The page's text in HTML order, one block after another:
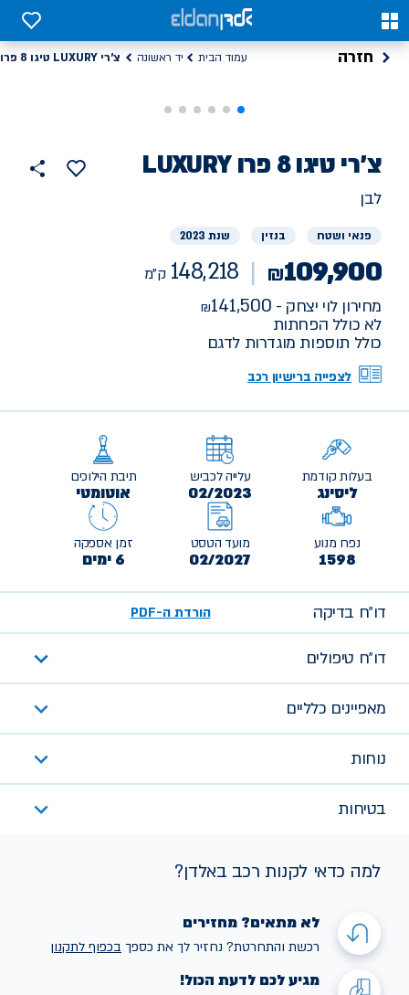
0
0
חזרה עמוד הבית יד ראשונה צ'רי LUXURY טיגו 8 פרו
רכב
יד
צ'ריLUXURY טיגו 8 פרו
148218
הוסף
למועדפים
לבן
פנאי ושטח בנזין שנת 2023
₪109,900
148,218 ק"מ
מחירון לוי יצחק - 141,500
לא כולל הפחתות
כולל תוספות מוגדרות לדגם
לצפייה ברישיון רכב
בעלות קודמת
ליסינג
עלייה לכביש
02/2023
תיבת הילוכים
אוטומטי
נפח מנוע
1598
מועד הטסט
02/2027
זמן אספקה
6 ימים
דו״ח בדיקה הורדת ה-PDF
דו״ח טיפולים
מאפיינים כלליים
נוחות
בטיחות
למה כדאי לקנות רכב באלדן?
לא מתאים? מחזירים
רכשת והתחרטת? נחזיר לך את כספך בכפוף לתקנון
מגיע לכם לדעת הכול!